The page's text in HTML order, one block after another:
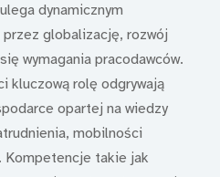
dynamicznym
globalizację, rozwój
wymagania pracodawców.
kluczową rolę odgrywają
opartej na wiedzy
mobilności
Kompetencje takie jak